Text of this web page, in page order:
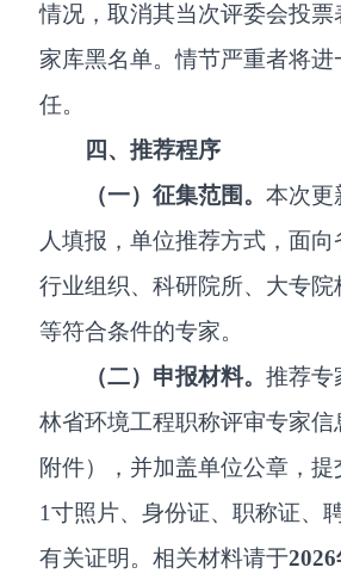
情况，取消其当次评委会投
家库黑名单。情节严重者将
任。
四、推荐程序
（一）征集范围。本次更
人填报，单位推荐方式，面向
行业组织、科研院所、大专院
等符合条件的专家。
（二）申报材料。推荐专
林省环境工程职称评审专家
附件），并加盖单位公章，
1寸照片、身份证、职称证、
有关证明。相关材料请于2026